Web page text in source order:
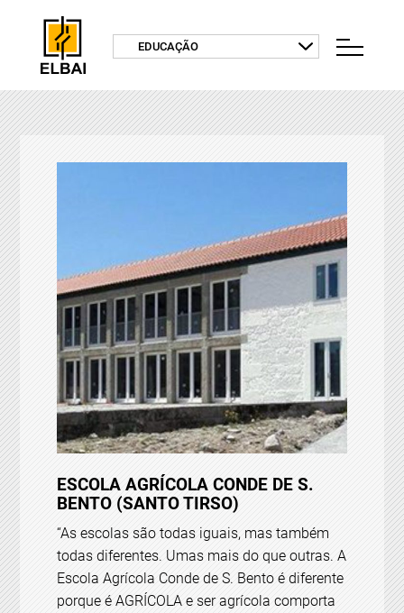
ESCOLA AGRÍCOLA CONDE DE S.
BENTO (SANTO TIRSO)
“As escolas são todas iguais, mas também
todas diferentes. Umas mais do que outras. A
Escola Agrícola Conde de S. Bento é diferente
porque é AGRÍCOLA e ser agrícola comporta